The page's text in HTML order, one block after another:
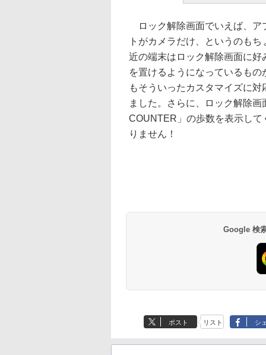
ロック解除画面でいえば、ア
トがカメラだけ、というのも
近の端末はロック解除画面に好
を置けるようになっているもの
もそういったカスタマイズに
ました。さらに、ロック解除画
COUNTER」の歩数を表示して
りません！
Google 検
ポスト リスト シ